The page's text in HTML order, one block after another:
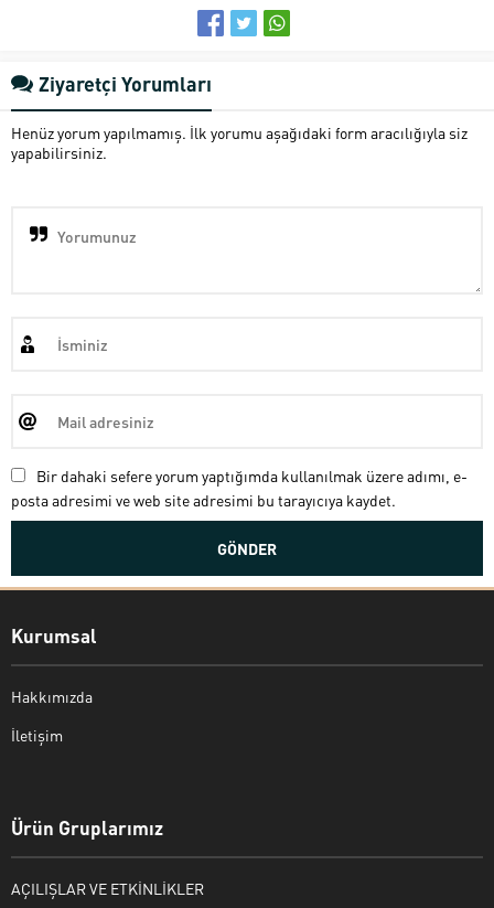
Ziyaretçi Yorumları
Henüz yorum yapılmamış. İlk yorumu aşağıdaki form aracılığıyla siz
yapabilirsiniz.
Bir dahaki sefere yorum yaptığımda kullanılmak üzere adımı, e-
posta adresimi ve web site adresimi bu tarayıcıya kaydet.
Kurumsal
Hakkımızda
İletişim
Ürün Gruplarımız
AÇILIŞLAR VE ETKİNLİKLER